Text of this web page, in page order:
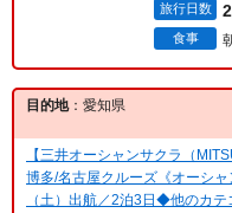
旅行日数
食事
目的地：愛知県
【三井オーシャンサクラ（
博多/名古屋クルーズ《オーシ
（土）出航／2泊3日◆他のカ